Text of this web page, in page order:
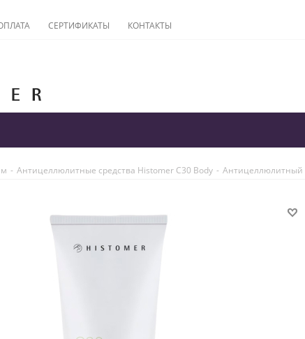
СЕРТИФИКАТЫ КОНТАКТЫ
- Антицеллюлитные средства Histomer C30 Body - Антицеллюлитный